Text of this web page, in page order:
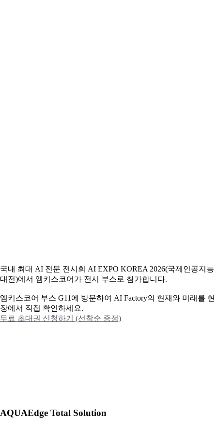
국내 최대 AI 전문 전시회 AI EXPO KOREA 2026(국제인공지능
대전)에서 엠키스코어가 전시 부스로 참가합니다.
엠키스코어 부스 G11에 방문하여 AI Factory의 현재와 미래를 현
장에서 직접 확인하세요.
무료 초대권 신청하기 (선착순 증정)
AQUAEdge Total Solution